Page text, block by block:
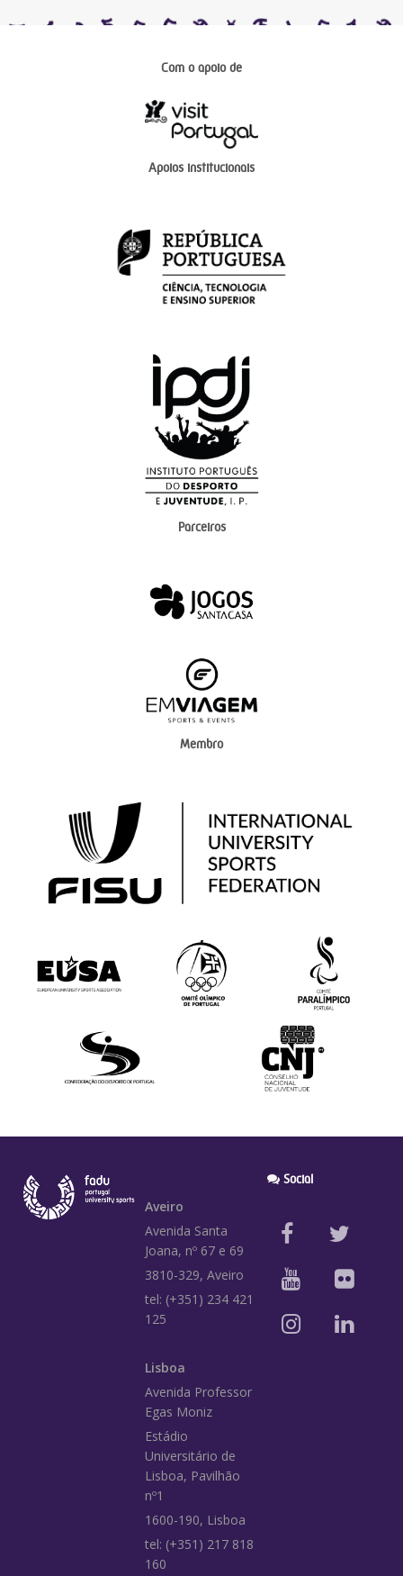
Com o apoio de
Apoios institucionais
Parceiros
Membro
Aveiro
Avenida Santa
Joana, nº 67 e 69
3810-329, Aveiro
tel: (+351) 234 421
125
Lisboa
Avenida Professor
Egas Moniz
Estádio
Universitário de
Lisboa, Pavilhão
nº1
1600-190, Lisboa
tel: (+351) 217 818
160
Social